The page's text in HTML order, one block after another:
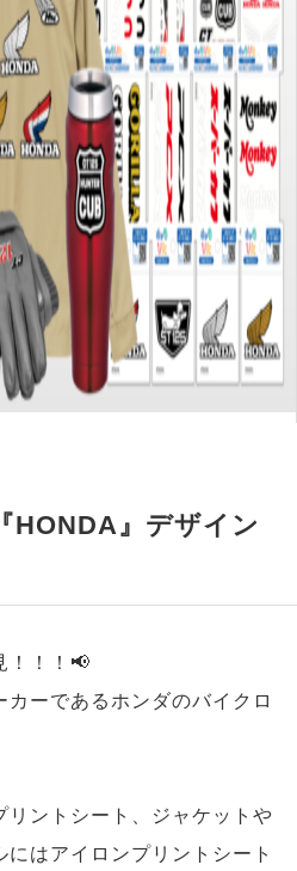
』デザイン
！！！📢
ーであるホンダのバイクロ
リントシート、ジャケットや
はアイロンプリントシート